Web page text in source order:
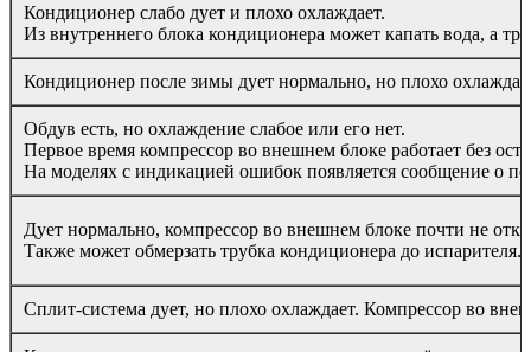
Кондиционер слабо дует и плохо охлаждает.
Из внутреннего блока кондиционера может капать вода, а
Кондиционер после зимы дует нормально, но плохо
Обдув есть, но охлаждение слабое или его нет.
Первое время компрессор во внешнем блоке работает без
На моделях с индикацией ошибок появляется сообщение о
Дует нормально, компрессор во внешнем блоке почти не
Также может обмерзать трубка кондиционера до испарителя.
Сплит-система дует, но плохо охлаждает. Компрессор во